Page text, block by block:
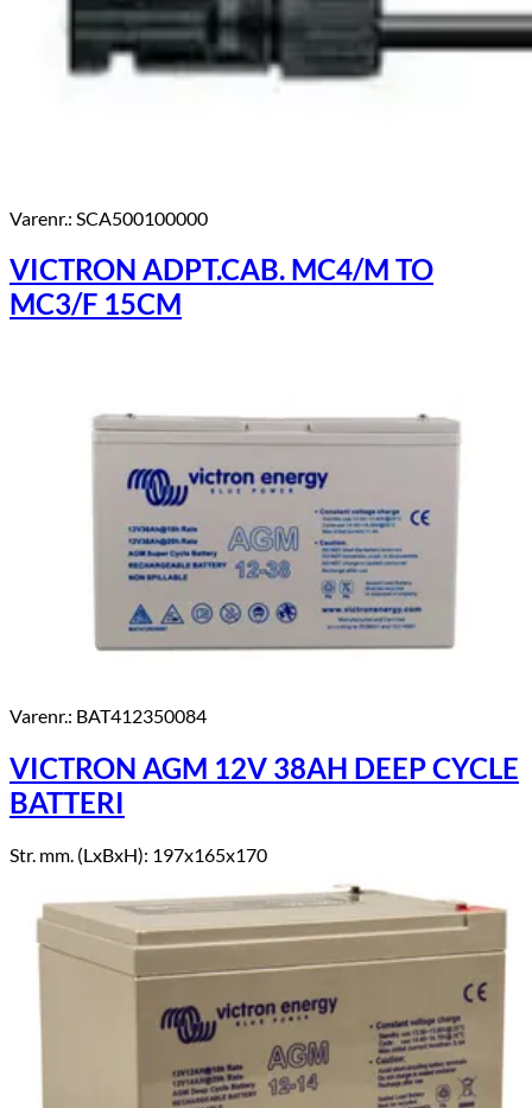
Varenr.: SCA500100000
VICTRON ADPT.CAB. MC4/M TO
MC3/F 15CM
Varenr.: BAT412350084
VICTRON AGM 12V 38AH DEEP CYCLE
BATTERI
Str. mm. (LxBxH): 197x165x170